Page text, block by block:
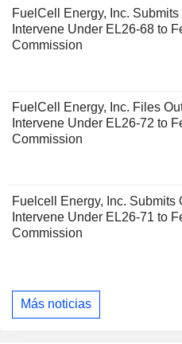
FuelCell Energy, Inc.
Intervene Under EL26-68 to
Commission
FuelCell Energy, Inc. Files
Intervene Under EL26-72 to
Commission
Fuelcell Energy, Inc. Submits
Intervene Under EL26-71 to
Commission
Más noticias